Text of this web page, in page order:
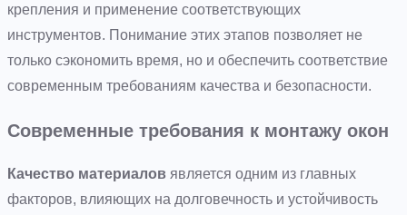
крепления и применение соответствующих
инструментов. Понимание этих этапов позволяет не
только сэкономить время, но и обеспечить соответствие
современным требованиям качества и безопасности.
Современные требования к монтажу окон
Качество материалов является одним из главных
факторов, влияющих на долговечность и устойчивость